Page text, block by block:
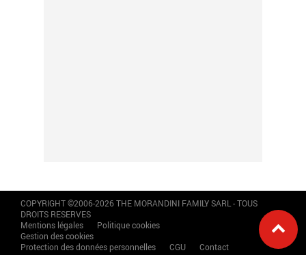
COPYRIGHT ©2006-2026 THE MORANDINI FAMILY SARL - TOUS
DROITS RESERVES
Mentions légales
Politique cookies
Gestion des cookies
Protection des données personnelles
CGU Contact